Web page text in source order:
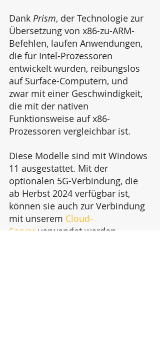
Dank Prism, der Technologie zur
Übersetzung von x86-zu-ARM-
Befehlen, laufen Anwendungen,
die für Intel-Prozessoren
entwickelt wurden, reibungslos
auf Surface-Computern, und
zwar mit einer Geschwindigkeit,
die mit der nativen
Funktionsweise auf x86-
Prozessoren vergleichbar ist.
Diese Modelle sind mit Windows
11 ausgestattet. Mit der
optionalen 5G-Verbindung, die
ab Herbst 2024 verfügbar ist,
können sie auch zur Verbindung
mit unserem Cloud-
Server verwendet werden.